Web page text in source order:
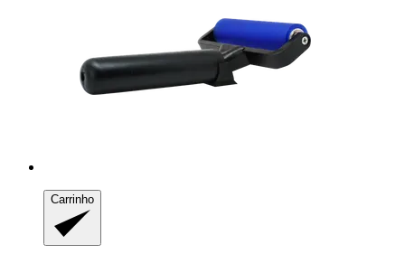
Carrinho